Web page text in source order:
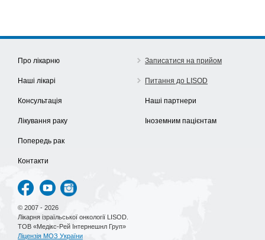
Про лікарню
Наші лікарі
Консультація
Лікування раку
Попередь рак
Контакти
Записатися на прийом
Питання до LISOD
Наші партнери
Іноземним пацієнтам
© 2007 - 2026
Лікарня ізраїльської онкології LISOD.
ТОВ «Медікс-Рей Інтернешнл Груп»
Ліцензія МОЗ України